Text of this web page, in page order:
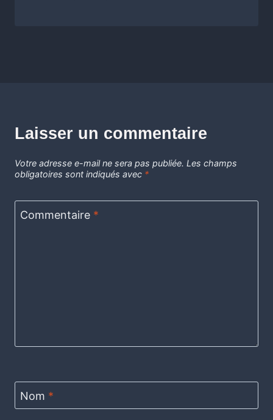
Laisser un commentaire
Votre adresse e-mail ne sera pas publiée. Les champs
obligatoires sont indiqués avec *
Commentaire *
Nom *